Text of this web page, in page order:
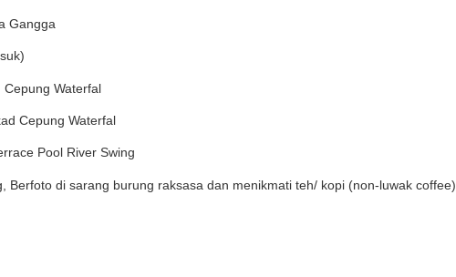
Gangga
Waterfal
Cepung Waterfal
Pool River Swing
Berfoto di sarang burung raksasa dan menikmati teh/ kopi (non-luwak coffee)